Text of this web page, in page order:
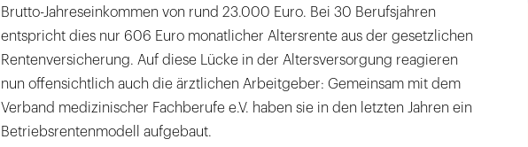
Brutto-Jahreseinkommen von rund 23.000 Euro. Bei 30 Berufsjahren
entspricht dies nur 606 Euro monatlicher Altersrente aus der gesetzlichen
Rentenversicherung. Auf diese Lücke in der Altersversorgung reagieren
nun offensichtlich auch die ärztlichen Arbeitgeber: Gemeinsam mit dem
Verband medizinischer Fachberufe e.V. haben sie in den letzten Jahren ein
Betriebsrentenmodell aufgebaut.